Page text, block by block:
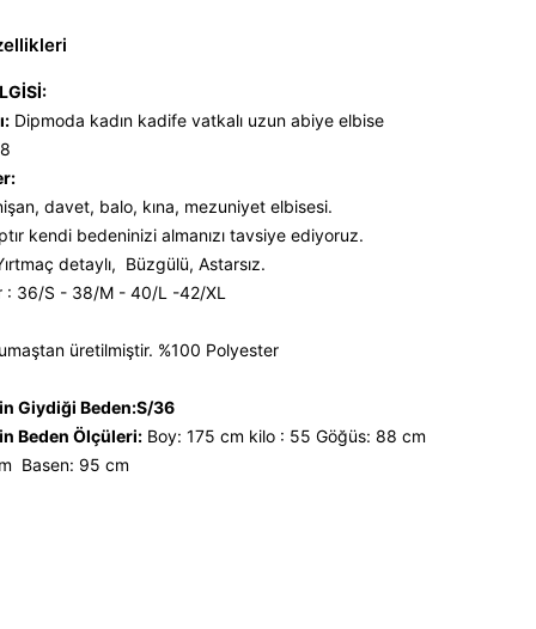
Dipmoda kadın kadife vatkalı uzun abiye elbise
davet, balo, kına, mezuniyet elbisesi.
kendi bedeninizi almanızı tavsiye ediyoruz.
detaylı, Büzgülü, Astarsız.
: 36/S - 38/M - 40/L -42/XL
üretilmiştir. %100 Polyester
Giydiği Beden:S/36
Beden Ölçüleri: Boy: 175 cm kilo : 55 Göğüs: 88 cm
Basen: 95 cm